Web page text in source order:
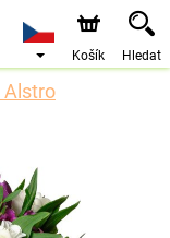
možné
dovolené.
Košík Hledat
Alstro